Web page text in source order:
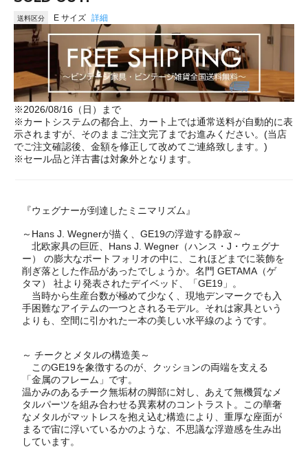
送料区分 E サイズ 詳細
※2026/08/16（日）まで
※カートシステムの都合上、カート上では通常送料が自動的に表
示されますが、そのままご注文完了までお進みください。(当店
でご注文確認後、金額を修正して改めてご連絡致します。)
※セール品と洋古書は対象外となります。
『ウェグナーが到達したミニマリズム』
～Hans J. Wegnerが描く、GE19の浮遊する静寂～
北欧家具の巨匠、Hans J. Wegner（ハンス・J・ウェグナ
ー） の膨大なポートフォリオの中に、これほどまでに装飾を
削ぎ落とした作品があったでしょうか。名門 GETAMA（ゲ
タマ） 社より発表されたデイベッド、「GE19」。
当時から生産台数が極めて少なく、現地デンマークでも入
手困難なアイテムの一つとされるモデル。それは家具という
よりも、空間に引かれた一本の美しい水平線のようです。
～ チークとメタルの構造美～
このGE19を象徴するのが、クッションの両端を支える
「金属のフレーム」です。
温かみのあるチーク無垢材の脚部に対し、あえて無機質なメ
タルパーツを組み合わせる異素材のコントラスト。この華奢
なメタルがマットレスを抱え込む構造により、重厚な座面が
まるで宙に浮いているかのような、不思議な浮遊感を生み出
しています。